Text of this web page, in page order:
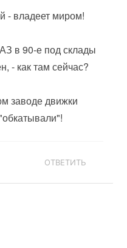
- владеет миром!
в 90-е под склады
- как там сейчас?
заводе движки
ОТВЕТИТЬ